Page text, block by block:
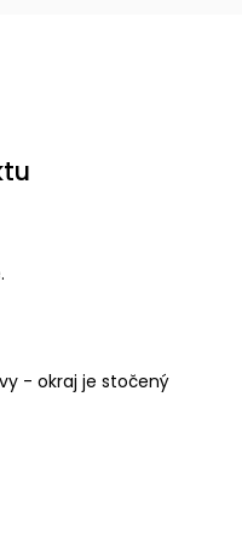
- okraj je stočený